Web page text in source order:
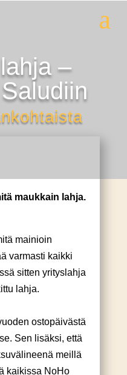
a
–
maukkain lahja.
mainioin
varmasti kaikki
sitten yrityslahja
lahja.
ostopäivästä
Sen lisäksi, että
meillä
kaikissa NoHo